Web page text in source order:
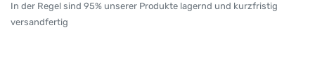
In der Regel sind 95% unserer Produkte lagernd und kurzfristig
versandfertig